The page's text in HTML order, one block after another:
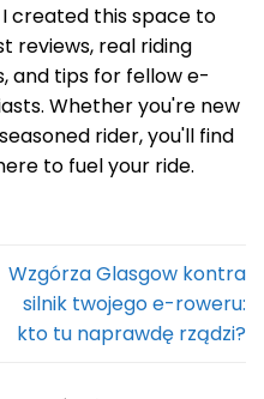
created this space to
reviews, real riding
and tips for fellow e-
Whether you're new
rider, you'll find
to fuel your ride.
Wzgórza Glasgow kontra
silnik twojego e-roweru:
kto tu naprawdę rządzi?